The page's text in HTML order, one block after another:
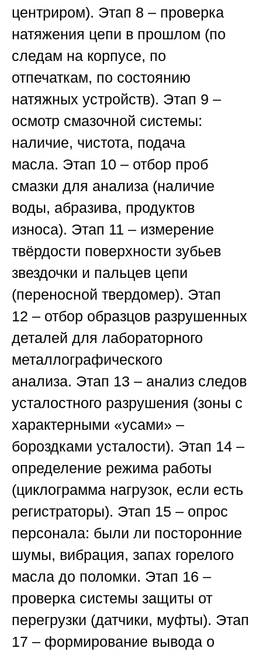
центриром). Этап 8 – проверка
натяжения цепи в прошлом (по
следам на корпусе, по
отпечаткам, по состоянию
натяжных устройств). Этап 9 –
осмотр смазочной системы:
наличие, чистота, подача
масла. Этап 10 – отбор проб
смазки для анализа (наличие
воды, абразива, продуктов
износа). Этап 11 – измерение
твёрдости поверхности зубьев
звездочки и пальцев цепи
(переносной твердомер). Этап
12 – отбор образцов разрушенных
деталей для лабораторного
металлографического
анализа. Этап 13 – анализ следов
усталостного разрушения (зоны с
характерными «усами» –
бороздками усталости). Этап 14 –
определение режима работы
(циклограмма нагрузок, если есть
регистраторы). Этап 15 – опрос
персонала: были ли посторонние
шумы, вибрация, запах горелого
масла до поломки. Этап 16 –
проверка системы защиты от
перегрузки (датчики, муфты). Этап
17 – формирование вывода о